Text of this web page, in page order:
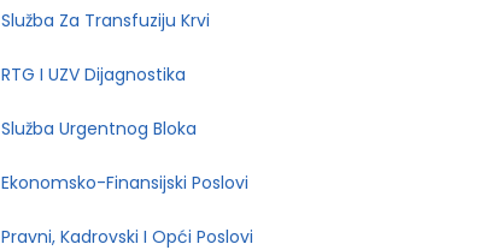
Služba Za Transfuziju Krvi
RTG I UZV Dijagnostika
Služba Urgentnog Bloka
Ekonomsko-Finansijski Poslovi
Pravni, Kadrovski I Opći Poslovi